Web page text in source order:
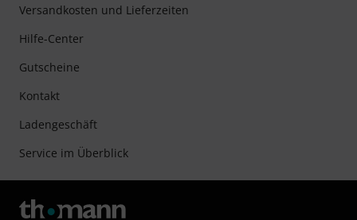
Versandkosten und Lieferzeiten
Hilfe-Center
Gutscheine
Kontakt
Ladengeschäft
Service im Überblick